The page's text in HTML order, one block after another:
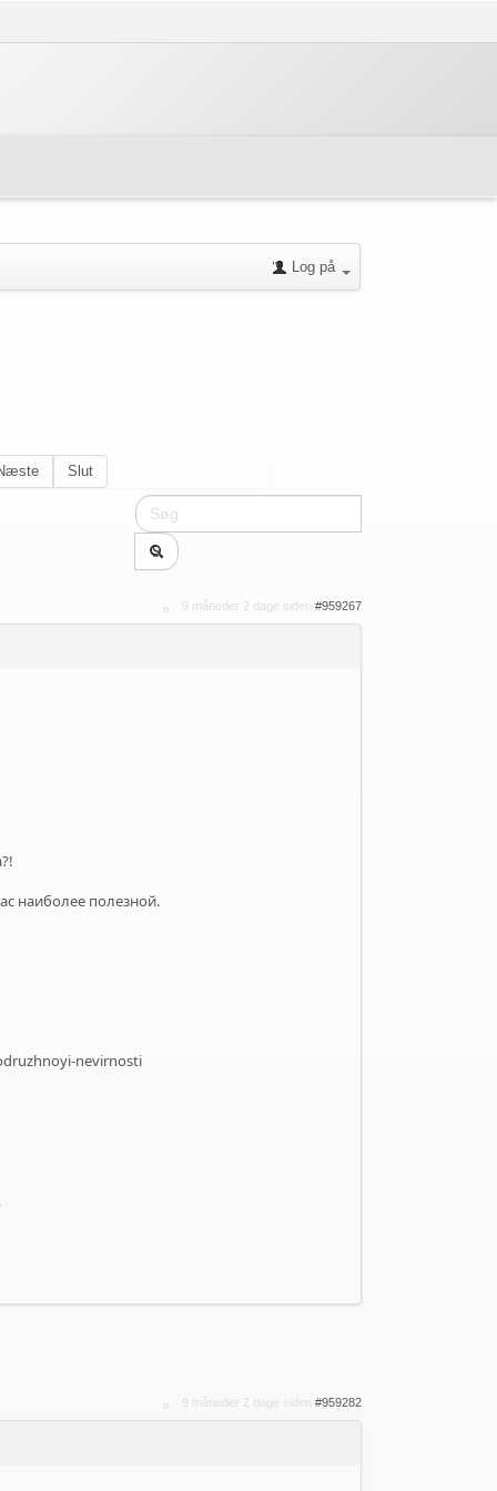
Log på
Slut
9 måneder 2 dage siden #959267
наиболее полезной.
nevirnosti
9 måneder 2 dage siden #959282